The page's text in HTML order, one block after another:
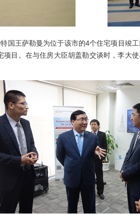
王萨勒曼为位于该市的4个住宅项目竣
项目。在与住房大臣胡盖勒交谈时，李大